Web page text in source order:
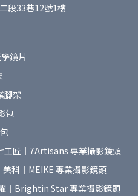
段33巷12號1樓
鏡片
腳架
包
工匠｜7Artisans 專業攝影鏡頭
美科｜MEIKE 專業攝影鏡頭
｜Brightin Star 專業攝影鏡頭